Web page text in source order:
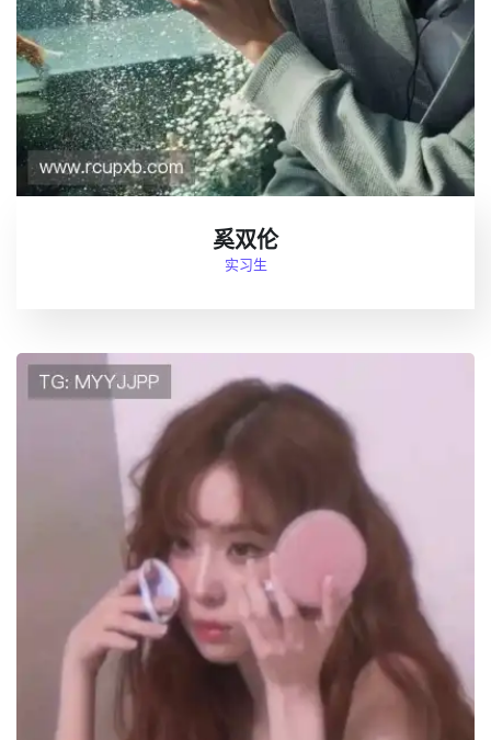
奚双伦
实习生